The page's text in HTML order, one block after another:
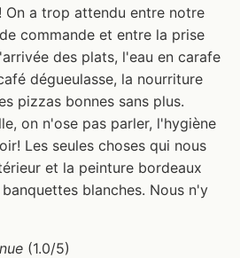
On a trop attendu entre notre
commande et entre la prise
des plats, l'eau en carafe
dégueulasse, la nourriture
pizzas bonnes sans plus.
on n'ose pas parler, l'hygiène
Les seules choses qui nous
et la peinture bordeaux
blanches. Nous n'y
(1.0/5)